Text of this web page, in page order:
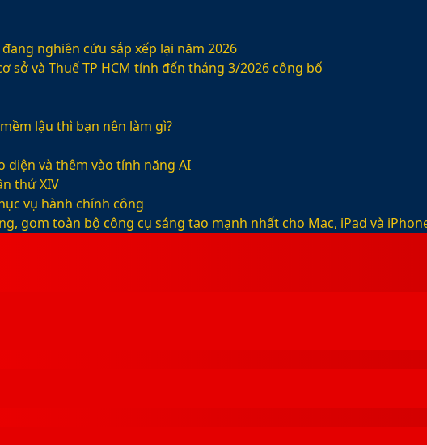
nghiên cứu sắp xếp lại năm 2026
sở và Thuế TP HCM tính đến tháng 3/2026 công bố
lậu thì bạn nên làm gì?
diện và thêm vào tính năng AI
thứ XIV
vụ hành chính công
gom toàn bộ công cụ sáng tạo mạnh nhất cho Mac, iPad và